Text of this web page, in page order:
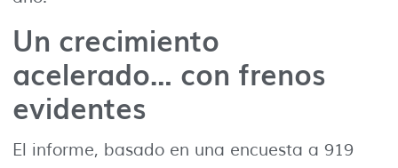
Un crecimiento
acelerado… con frenos
evidentes
El informe, basado en una encuesta a 919